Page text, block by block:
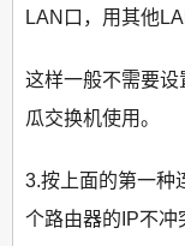
LAN口，用其他
这样一般不需要
瓜交换机使用。
3.按上面的第一种
个路由器的IP不冲